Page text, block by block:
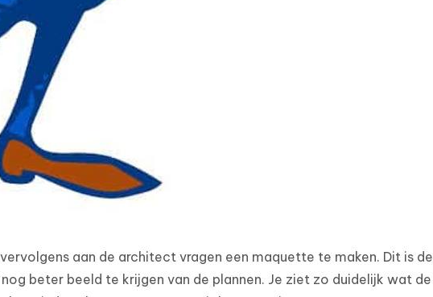
aan de architect vragen een maquette te maken. Dit is de
beter beeld te krijgen van de plannen. Je ziet zo duidelijk wat de